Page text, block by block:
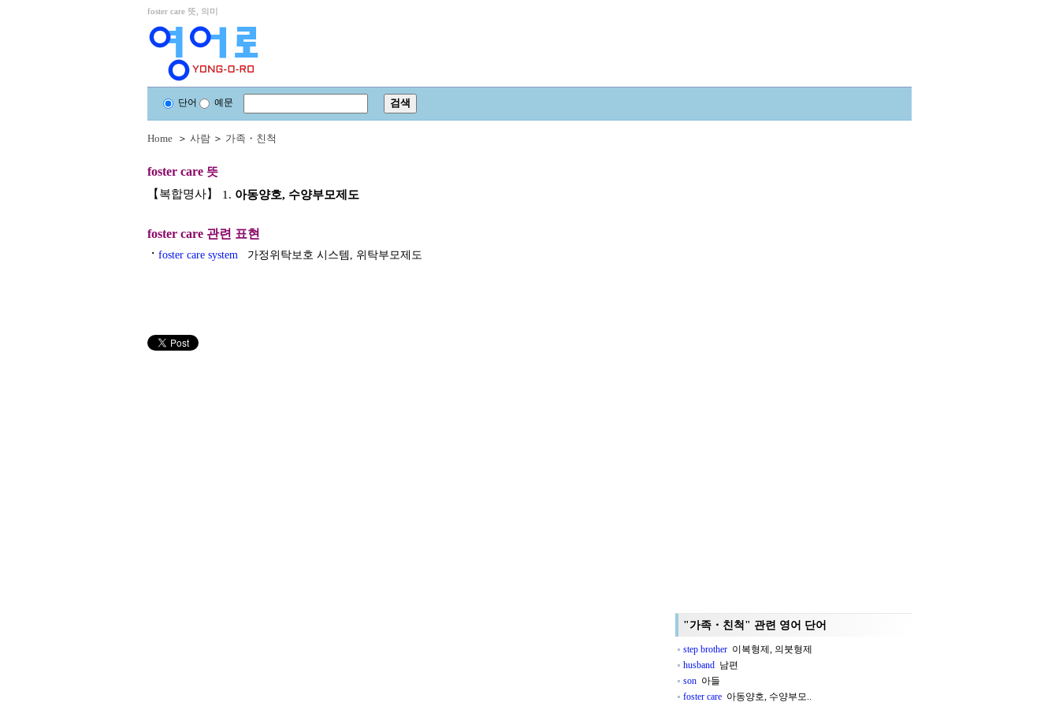
foster care 뜻, 의미
단어 예문
Home ＞ 사람 ＞ 가족・친척
foster care 뜻
【복합명사】
1. 아동양호, 수양부모제도
foster care 관련 표현
・ foster care system 가정위탁보호 시스템, 위탁부모제도
"가족・친척" 관련 영어 단어
step brother 이복형제, 의붓형제
husband 남편
son 아들
foster care 아동양호, 수양부모..